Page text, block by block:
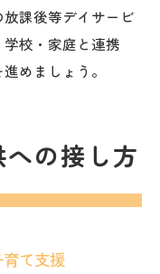
課後等デイサービ
校・家庭と連携
めましょう。
の接し方
て支援